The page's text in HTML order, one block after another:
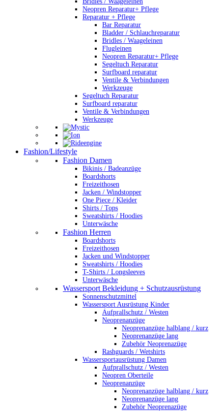
Neopren Reparatur+ Pflege
Reparatur + Pflege
Bar Reparatur
Bladder / Schlauchreparatur
Bridles / Waageleinen
Flugleinen
Neopren Reparatur+ Pflege
Segeltuch Reparatur
Surfboard reparatur
Ventile & Verbindungen
Werkzeuge
Segeltuch Reparatur
Surfboard reparatur
Ventile & Verbindungen
Werkzeuge
Fashion/Lifestyle
Fashion Damen
Bikinis / Badeanzüge
Boardshorts
Freizeithosen
Jacken / Windstopper
One Piece / Kleider
Shirts / Tops
Sweatshirts / Hoodies
Unterwäsche
Fashion Herren
Boardshorts
Freizeithosen
Jacken und Windstopper
Sweatshirts / Hoodies
T-Shirts / Longsleeves
Unterwäsche
Wassersport Bekleidung + Schutzausrüstung
Sonnenschutzmittel
Wassersport Ausrüstung Kinder
Aufprallschutz / Westen
Neoprenanzüge
Neoprenanzüge halblang / kurz
Neoprenanzüge lang
Zubehör Neoprenazüge
Rashguards / Wetshirts
Wassersportausrüstung Damen
Aufprallschutz / Westen
Neopren Oberteile
Neoprenanzüge
Neoprenanzüge halblang / kurz
Neoprenanzüge lang
Zubehör Neoprenazüge